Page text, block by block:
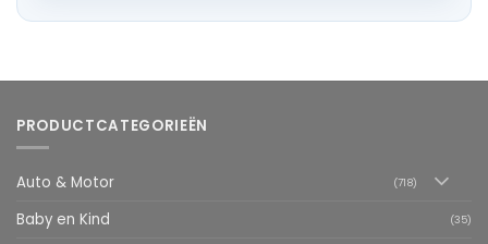
PRODUCTCATEGORIEËN
Auto & Motor (718)
Baby en Kind (35)